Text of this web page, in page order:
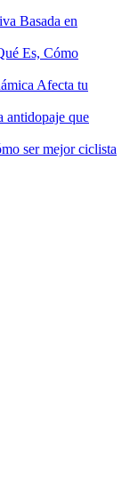
Basada en
Es, Cómo
Afecta tu
antidopaje que
ser mejor ciclista